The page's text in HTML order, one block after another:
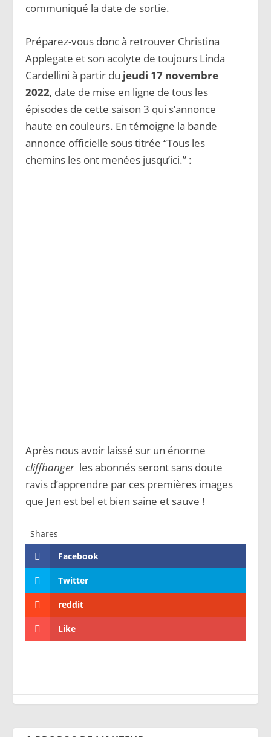
communiqué la date de sortie.
Préparez-vous donc à retrouver Christina
Applegate et son acolyte de toujours Linda
Cardellini à partir du jeudi 17 novembre
2022, date de mise en ligne de tous les
épisodes de cette saison 3 qui s’annonce
haute en couleurs. En témoigne la bande
annonce officielle sous titrée “Tous les
chemins les ont menées jusqu’ici.” :
Après nous avoir laissé sur un énorme
cliffhanger les abonnés seront sans doute
ravis d’apprendre par ces premières images
que Jen est bel et bien saine et sauve !
Shares
Facebook
Twitter
reddit
Like